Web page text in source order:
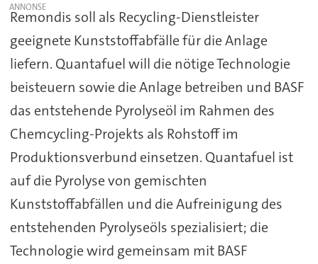
Remondis soll als Recycling-Dienstleister
geeignete Kunststoffabfälle für die Anlage
liefern. Quantafuel will die nötige Technologie
beisteuern sowie die Anlage betreiben und BASF
das entstehende Pyrolyseöl im Rahmen des
Chemcycling-Projekts als Rohstoff im
Produktionsverbund einsetzen. Quantafuel ist
auf die Pyrolyse von gemischten
Kunststoffabfällen und die Aufreinigung des
entstehenden Pyrolyseöls spezialisiert; die
Technologie wird gemeinsam mit BASF